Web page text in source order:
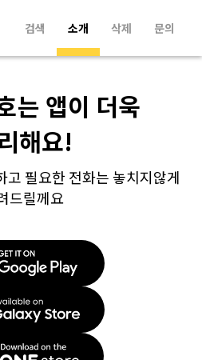
검색 소개 삭제 문의
는 앱이 더욱
해요!
고 필요한 전화는 놓치지않게
드릴께요